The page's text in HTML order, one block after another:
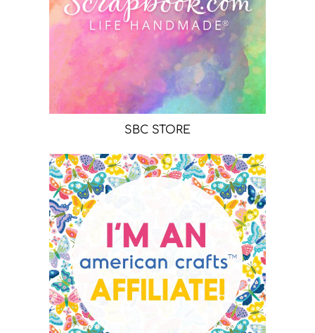
SBC STORE